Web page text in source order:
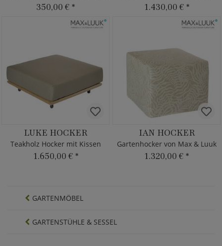
350,00 € * 1.430,00 € *
LUKE HOCKER
Teakholz Hocker mit Kissen
1.650,00 € *
IAN HOCKER
Gartenhocker von Max & Luuk
1.320,00 € *
GARTENMÖBEL
GARTENSTÜHLE & SESSEL